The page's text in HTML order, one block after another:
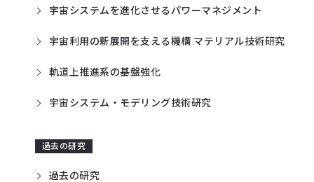
宇宙システムを進化させるパワーマネジメント
宇宙利用の新展開を支える機構 マテリアル技術研究
軌道上推進系の基盤強化
宇宙システム・モデリング技術研究
過去の研究
過去の研究